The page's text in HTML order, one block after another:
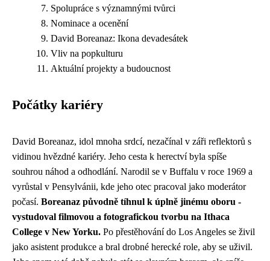
Spolupráce s významnými tvůrci
Nominace a ocenění
David Boreanaz: Ikona devadesátek
Vliv na popkulturu
Aktuální projekty a budoucnost
Počátky kariéry
David Boreanaz, idol mnoha srdcí, nezačínal v záři reflektorů s
vidinou hvězdné kariéry. Jeho cesta k herectví byla spíše
souhrou náhod a odhodlání. Narodil se v Buffalu v roce 1969 a
vyrůstal v Pensylvánii, kde jeho otec pracoval jako moderátor
počasí. Boreanaz původně tíhnul k úplně jinému oboru -
vystudoval filmovou a fotografickou tvorbu na Ithaca
College v New Yorku. Po přestěhování do Los Angeles se živil
jako asistent produkce a bral drobné herecké role, aby se uživil.